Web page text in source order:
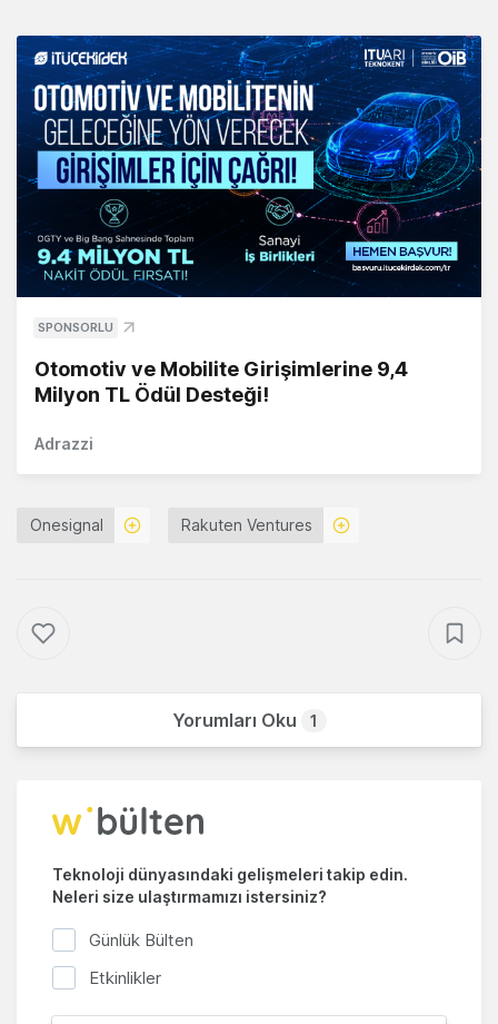
SPONSORLU
Otomotiv ve Mobilite Girişimlerine 9,4
Milyon TL Ödül Desteği!
Adrazzi
Onesignal Rakuten Ventures
Yorumları Oku 1
Teknoloji dünyasındaki gelişmeleri takip edin.
Neleri size ulaştırmamızı istersiniz?
Günlük Bülten
Etkinlikler